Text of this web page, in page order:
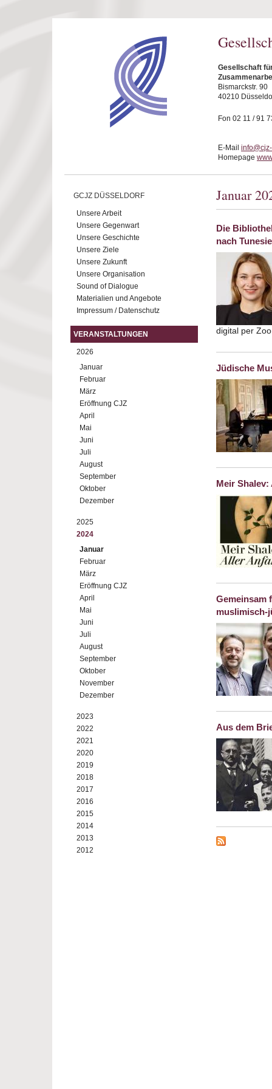
Gesellschaft
Bismarckstr. 90
40210
Fon 02 11 / 91
E-Mail
Homepage
GCJZ DÜSSELDORF
Unsere Arbeit
Unsere Gegenwart
Unsere Geschichte
Unsere Ziele
Unsere Zukunft
Unsere Organisation
Sound of Dialogue
Materialien und Angebote
Impressum / Datenschutz
VERANSTALTUNGEN
2026
Januar
Februar
März
Eröffnung CJZ
April
Mai
Juni
Juli
August
September
Oktober
Dezember
2025
2024
Januar
Februar
März
Eröffnung CJZ
April
Mai
Juni
Juli
August
September
Oktober
November
Dezember
2023
2022
2021
2020
2019
2018
2017
2016
2015
2014
2013
2012
Januar
Die
nach
digital per
Jüdische
Meir
Gemeinsam
muslimisch-
Aus dem